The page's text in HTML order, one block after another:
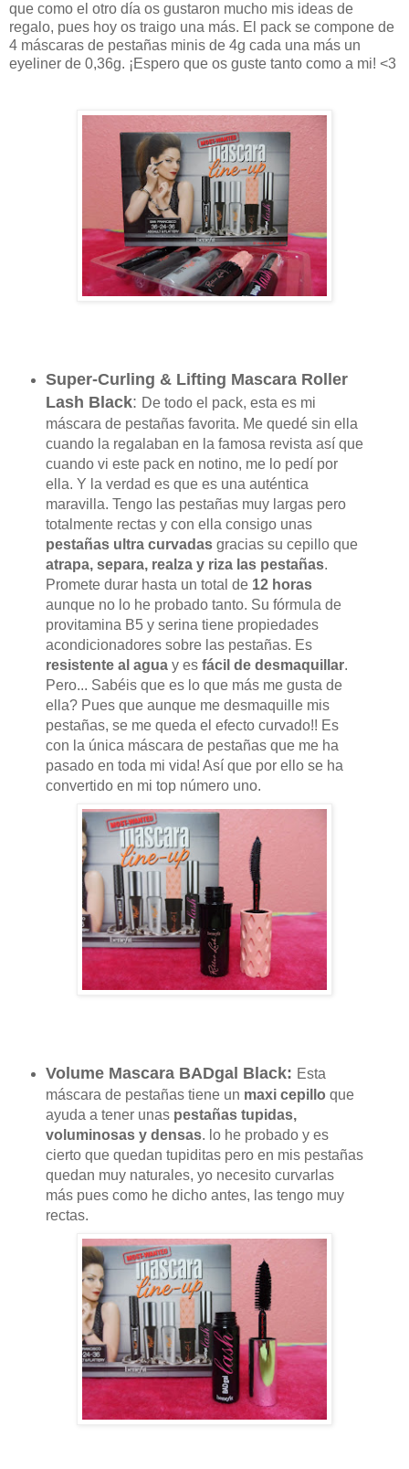
que como el otro día os gustaron mucho mis ideas de
regalo, pues hoy os traigo una más. El pack se compone de
4 máscaras de pestañas minis de 4g cada una más un
eyeliner de 0,36g. ¡Espero que os guste tanto como a mi! <3
Super-Curling & Lifting Mascara Roller
Lash Black: De todo el pack, esta es mi
máscara de pestañas favorita. Me quedé sin ella
cuando la regalaban en la famosa revista así que
cuando vi este pack en notino, me lo pedí por
ella. Y la verdad es que es una auténtica
maravilla. Tengo las pestañas muy largas pero
totalmente rectas y con ella consigo unas
pestañas ultra curvadas gracias su cepillo que
atrapa, separa, realza y riza las pestañas.
Promete durar hasta un total de 12 horas
aunque no lo he probado tanto. Su fórmula de
provitamina B5 y serina tiene propiedades
acondicionadores sobre las pestañas. Es
resistente al aguay es fácil de desmaquillar.
Pero... Sabéis que es lo que más me gusta de
ella? Pues que aunque me desmaquille mis
pestañas, se me queda el efecto curvado!! Es
con la única máscara de pestañas que me ha
pasado en toda mi vida! Así que por ello se ha
convertido en mi top número uno.
Volume Mascara BADgal Black: Esta
máscara de pestañas tiene un maxi cepillo que
ayuda a tener unas pestañas tupidas,
voluminosas y densas. lo he probado y es
cierto que quedan tupiditas pero en mis pestañas
quedan muy naturales, yo necesito curvarlas
más pues como he dicho antes, las tengo muy
rectas.